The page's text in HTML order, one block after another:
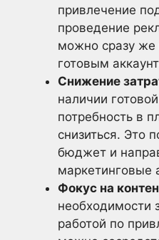
привлечение
проведение
можно сразу же
готовым
Снижение
наличии
потребность в
снизиться. Это
бюджет и
маркетинговые
Фокус на
необходимости
работой по